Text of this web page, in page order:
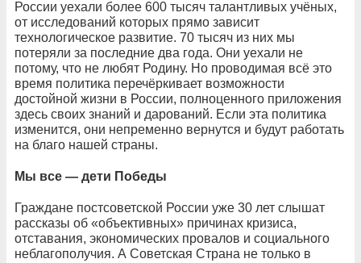
России уехали более 600 тысяч талантливых учёных,
от исследований которых прямо зависит
технологическое развитие. 70 тысяч из них мы
потеряли за последние два года. Они уехали не
потому, что не любят Родину. Но проводимая всё это
время политика перечёркивает возможности
достойной жизни в России, полноценного приложения
здесь своих знаний и дарований. Если эта политика
изменится, они непременно вернутся и будут работать
на благо нашей страны.
Мы все — дети Победы
Граждане постсоветской России уже 30 лет слышат
рассказы об «объективных» причинах кризиса,
отставания, экономических провалов и социального
неблагополучия. А Советская Страна не только в